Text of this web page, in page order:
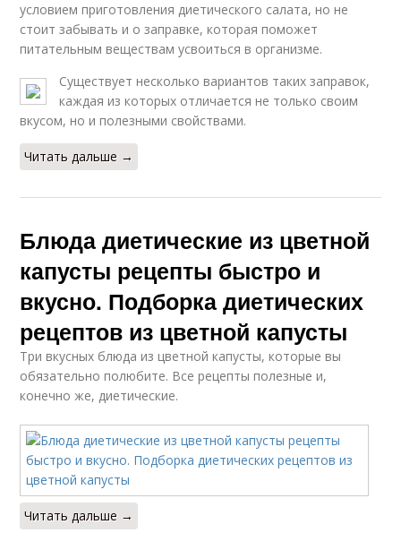
условием приготовления диетического салата, но не
стоит забывать и о заправке, которая поможет
питательным веществам усвоиться в организме.
Существует несколько вариантов таких заправок,
каждая из которых отличается не только своим
вкусом, но и полезными свойствами.
Читать дальше →
Блюда диетические из цветной
капусты рецепты быстро и
вкусно. Подборка диетических
рецептов из цветной капусты
Три вкусных блюда из цветной капусты, которые вы
обязательно полюбите. Все рецепты полезные и,
конечно же, диетические.
Читать дальше →